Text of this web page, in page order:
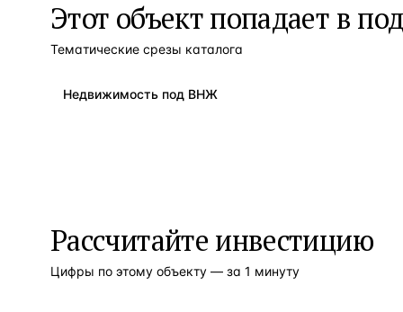
Этот объект попадает в
Тематические срезы каталога
Недвижимость под ВНЖ
Рассчитайте инвестицию
Цифры по этому объекту — за 1 минуту